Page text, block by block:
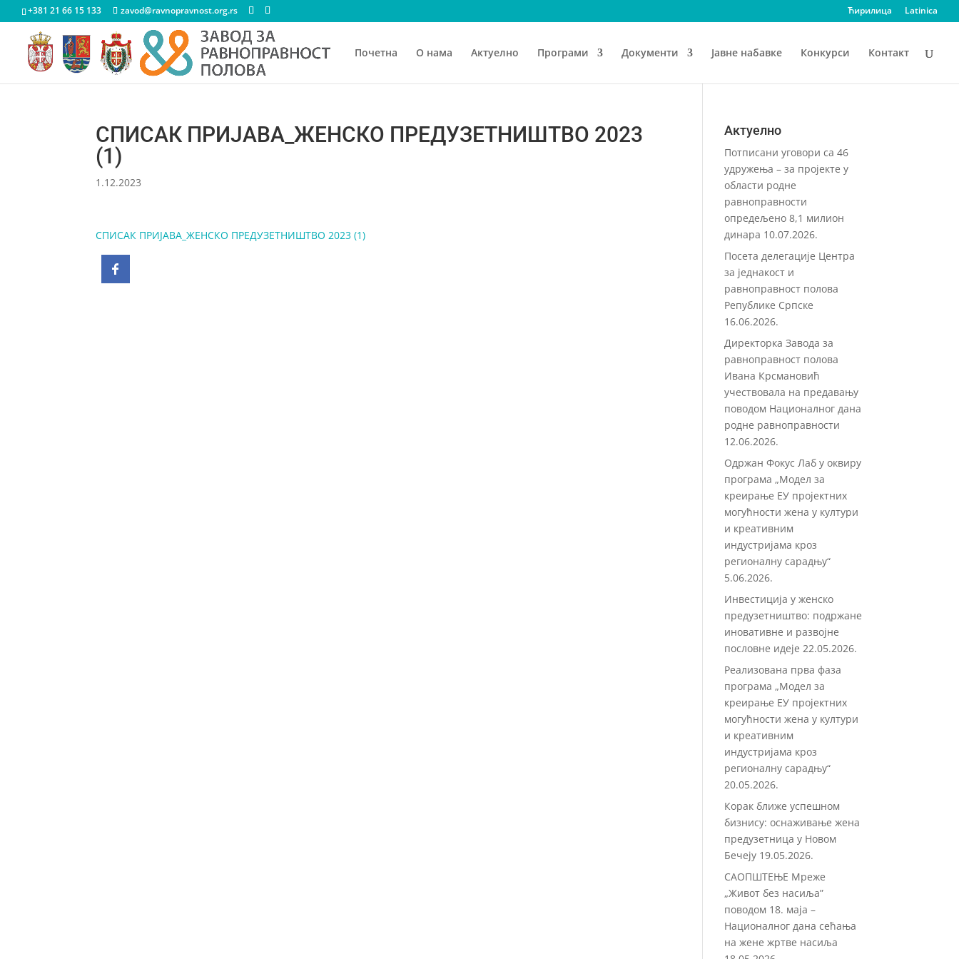
+381 21 66 15 133 zavod@ravnopravnost.org.rs Ћирилица Latinica
Почетна О нама Актуелно Програми Документи Јавне набавке Конкурси Контакт
СПИСАК ПРИЈАВА_ЖЕНСКО ПРЕДУЗЕТНИШТВО 2023
(1)
1.12.2023
СПИСАК ПРИЈАВА_ЖЕНСКО ПРЕДУЗЕТНИШТВО 2023 (1)
Актуелно
Потписани уговори са 46
удружења – за пројекте у
области родне
равноправности
опредељено 8,1 милион
динара 10.07.2026.
Посета делегације Центра
за једнакост и
равноправност полова
Републике Српске
16.06.2026.
Директорка Завода за
равноправност полова
Ивана Крсмановић
учествовала на предавању
поводом Националног дана
родне равноправности
12.06.2026.
Одржан Фокус Лаб у оквиру
програма „Модел за
креирање ЕУ пројектних
могућности жена у култури
и креативним
индустријама кроз
регионалну сарадњу“
5.06.2026.
Инвестиција у женско
предузетништво: подржане
иновативне и развојне
пословне идеје 22.05.2026.
Реализована прва фаза
програма „Модел за
креирање ЕУ пројектних
могућности жена у култури
и креативним
индустријама кроз
регионалну сарадњу“
20.05.2026.
Корак ближе успешном
бизнису: оснаживање жена
предузетница у Новом
Бечеју 19.05.2026.
САОПШТЕЊЕ Мреже
„Живот без насиља”
поводом 18. маја –
Националног дана сећања
на жене жртве насиља